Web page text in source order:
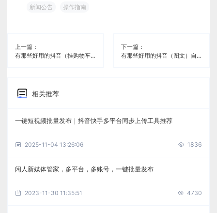
新闻公告 操作指南
上一篇：
有那些好用的抖音（挂购物车）自媒体同步免费工具《闲人新媒体管家》
下一篇：
有那些好用的抖音（图文）自媒体同步免费工具《闲人新媒体管家》
相关推荐
一键短视频批量发布｜抖音快手多平台同步上传工具推荐
2025-11-04 13:26:06 1836
闲人新媒体管家，多平台，多账号，一键批量发布
2023-11-30 11:35:51 4730